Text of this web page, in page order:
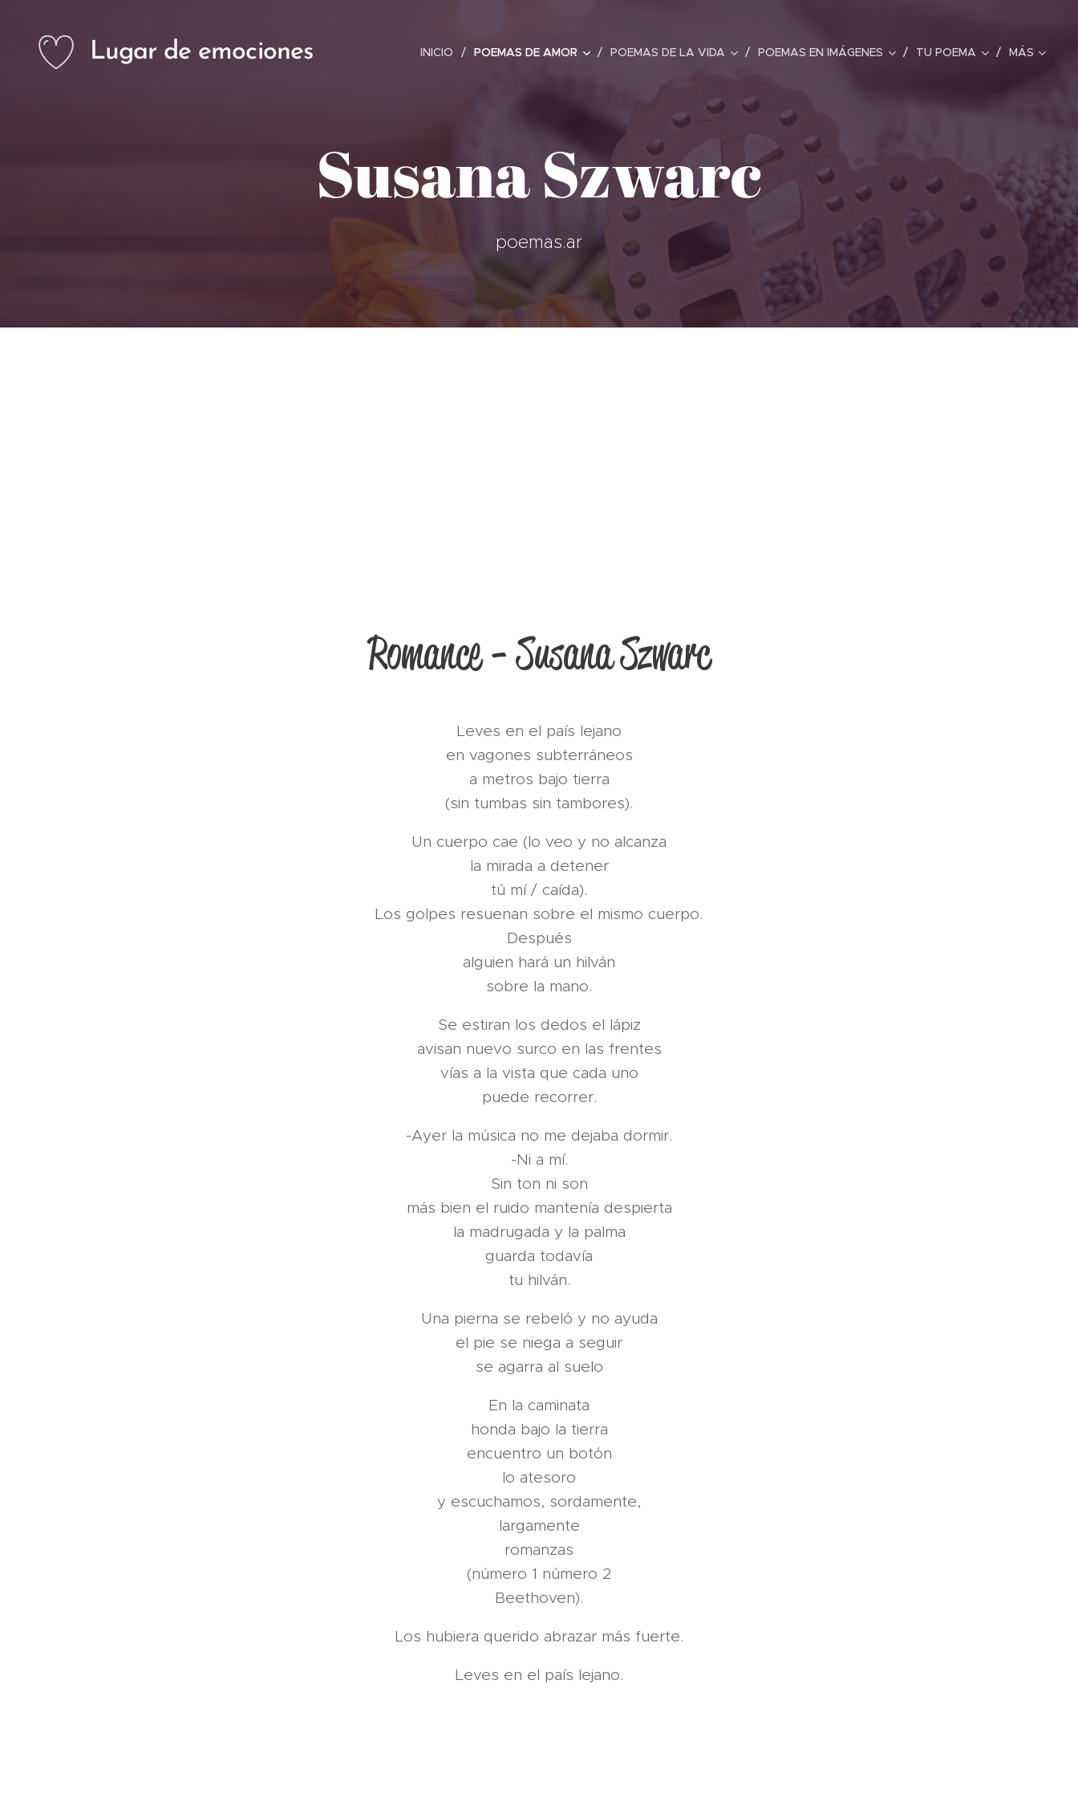
Lugar de emociones INICIO POEMAS DE AMOR POEMAS DE LA VIDA POEMAS EN IMÁGENES TU POEMA MÁS
Susana Szwarc
poemas.ar
Romance - Susana Szwarc
Leves en el país lejano
en vagones subterráneos
a metros bajo tierra
(sin tumbas sin tambores).
Un cuerpo cae (lo veo y no alcanza
la mirada a detener
tú mí / caída).
Los golpes resuenan sobre el mismo cuerpo.
Después
alguien hará un hilván
sobre la mano.
Se estiran los dedos el lápiz
avisan nuevo surco en las frentes
vías a la vista que cada uno
puede recorrer.
-Ayer la música no me dejaba dormir.
-Ni a mí.
Sin ton ni son
más bien el ruido mantenía despierta
la madrugada y la palma
guarda todavía
tu hilván.
Una pierna se rebeló y no ayuda
el pie se niega a seguir
se agarra al suelo
En la caminata
honda bajo la tierra
encuentro un botón
lo atesoro
y escuchamos, sordamente,
largamente
romanzas
(número 1 número 2
Beethoven).
Los hubiera querido abrazar más fuerte.
Leves en el país lejano.